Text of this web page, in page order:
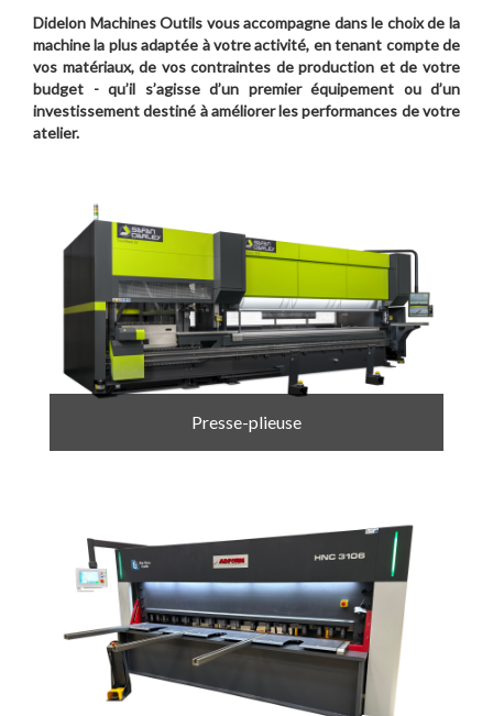
Didelon Machines Outils vous accompagne dans le choix de la
machine la plus adaptée à votre activité, en tenant compte de
vos matériaux, de vos contraintes de production et de votre
budget - qu’il s’agisse d’un premier équipement ou d’un
investissement destiné à améliorer les performances de votre
atelier.
Presse-plieuse